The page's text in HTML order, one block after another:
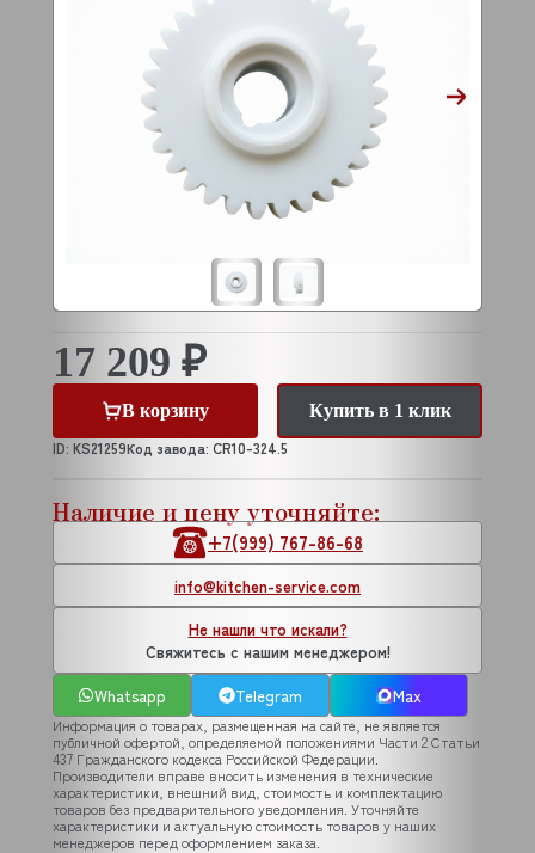
17 209 ₽
В корзину
Купить в 1 клик
ID: KS21259Код завода: CR10-324.5
Наличие и цену уточняйте:
+7(999) 767-86-68
info@kitchen-service.com
Не нашли что искали?
Свяжитесь с нашим менеджером!
Whatsapp
Telegram Max
Информация о товарах, размещенная на сайте, не является
публичной офертой, определяемой положениями Части 2 Статьи
437 Гражданского кодекса Российской Федерации.
Производители вправе вносить изменения в технические
характеристики, внешний вид, стоимость и комплектацию
товаров без предварительного уведомления. Уточняйте
характеристики и актуальную стоимость товаров у наших
менеджеров перед оформлением заказа.